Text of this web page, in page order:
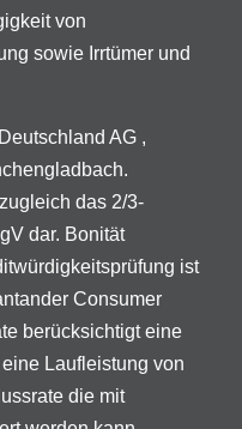
von
sowie Irrtümer und
AG ,
das 2/3-
dar. Bonität
ist
Consumer
berücksichtigt eine
Laufleistung von
die mit